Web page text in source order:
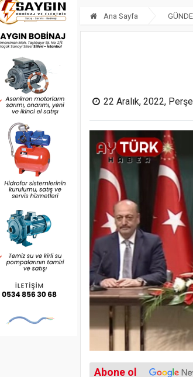
Ana Sayfa
22 Aralık, 2022,
Abone ol